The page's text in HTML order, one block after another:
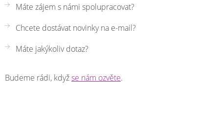
Máte zájem s námi spolupracovat?
Chcete dostávat novinky na e-mail?
Máte jakýkoliv dotaz?
Budeme rádi, kdyžse nám ozvěte.